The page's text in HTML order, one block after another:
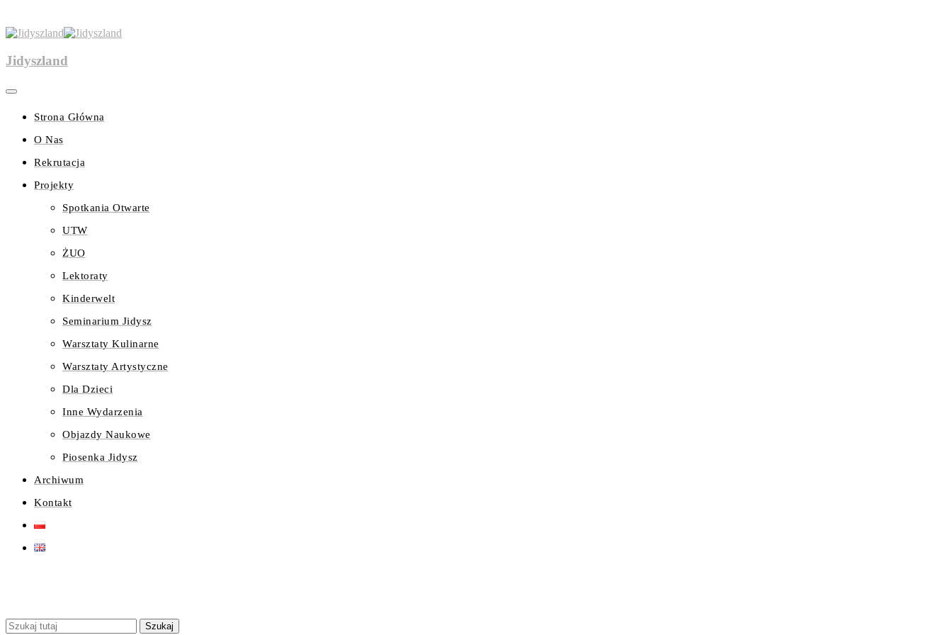
Jidyszland
Strona Główna
O Nas
Rekrutacja
Projekty
Spotkania Otwarte
UTW
ŻUO
Lektoraty
Kinderwelt
Seminarium Jidysz
Warsztaty Kulinarne
Warsztaty Artystyczne
Dla Dzieci
Inne Wydarzenia
Objazdy Naukowe
Piosenka Jidysz
Archiwum
Kontakt